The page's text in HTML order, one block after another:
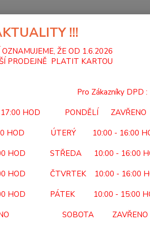
POJÍZDNÉ 512
512
Kód
lékař
!!!
ŽE OD 1.6.2026
PRODEJNĚ PLATIT KARTOU
: Pro Zákazníky DPD :
17:00 HOD PONDĚLÍ ZAVŘENO
HOD ÚTERÝ 10:00 - 16:00
HOD STŘEDA 10:00 - 16:00
HOD ČTVRTEK 10:00 - 16:00
HOD PÁTEK 10:00 - 15:00
SOBOTA ZAVŘENO